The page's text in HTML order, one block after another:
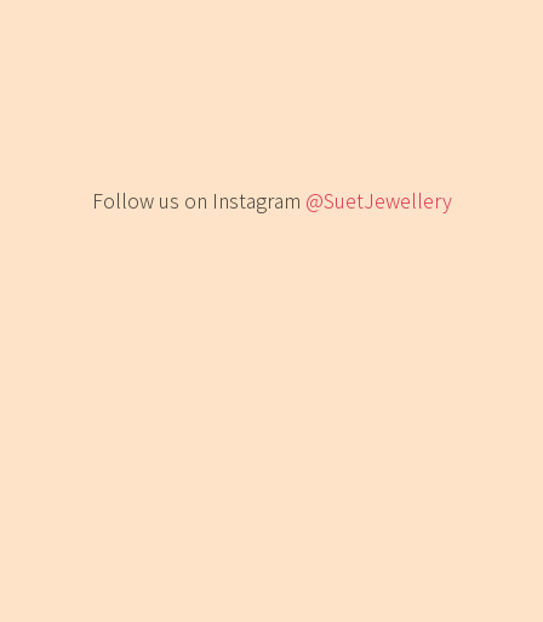
Follow us on Instagram @SuetJewellery